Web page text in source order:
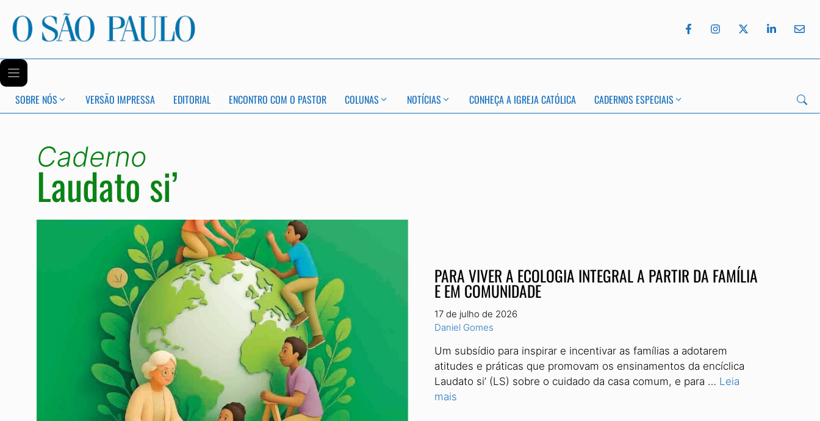
SOBRE NÓS VERSÃO IMPRESSA EDITORIAL ENCONTRO COM O PASTOR COLUNAS NOTÍCIAS CONHEÇA A IGREJA CATÓLICA CADERNOS ESPECIAIS
Caderno
Laudato si’
PARA VIVER A ECOLOGIA INTEGRAL A PARTIR DA FAMÍLIA
E EM COMUNIDADE
17 de julho de 2026
Daniel Gomes
Um subsídio para inspirar e incentivar as famílias a adotarem
atitudes e práticas que promovam os ensinamentos da encíclica
Laudato si’ (LS) sobre o cuidado da casa comum, e para … Leia
mais